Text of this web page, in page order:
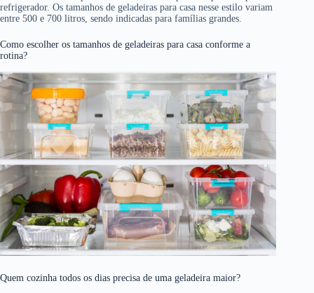
refrigerador. Os tamanhos de geladeiras para casa nesse estilo variam
entre 500 e 700 litros, sendo indicadas para famílias grandes.
Como escolher os tamanhos de geladeiras para casa conforme a
rotina?
Quem cozinha todos os dias precisa de uma geladeira maior?